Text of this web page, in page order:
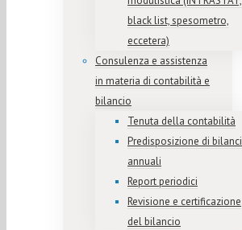
black list, spesometro,
eccetera)
Consulenza e assistenza
in materia di contabilità e
bilancio
Tenuta della contabilità
Predisposizione di bilanci
annuali
Report periodici
Revisione e certificazione
del bilancio